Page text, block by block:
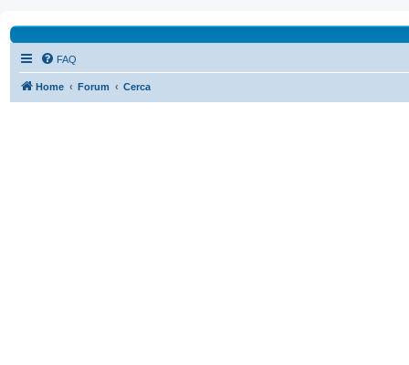
FAQ
Home Forum Cerca